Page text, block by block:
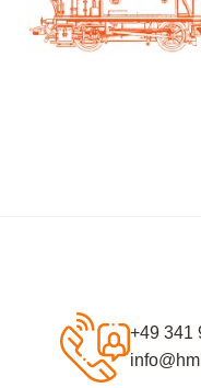
+49 341